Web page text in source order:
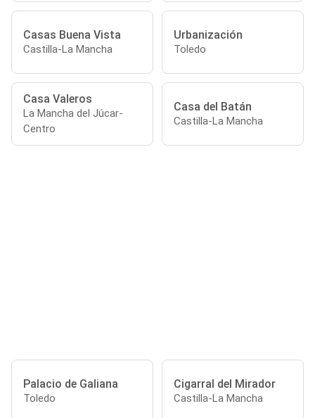
Casas Buena Vista
Castilla-La Mancha
Urbanización
Toledo
Casa Valeros
La Mancha del Júcar-
Centro
Casa del Batán
Castilla-La Mancha
Palacio de Galiana
Toledo
Cigarral del Mirador
Castilla-La Mancha